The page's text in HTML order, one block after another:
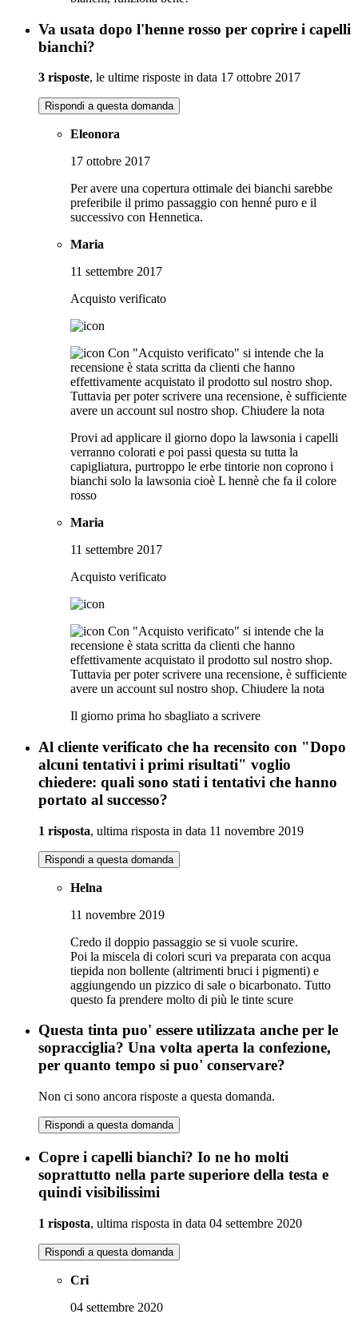
Va usata dopo l'henne rosso per coprire i capelli
bianchi?
3 risposte, le ultime risposte in data 17 ottobre 2017
Rispondi a questa domanda
Eleonora
17 ottobre 2017
Per avere una copertura ottimale dei bianchi sarebbe
preferibile il primo passaggio con henné puro e il
successivo con Hennetica.
Maria
11 settembre 2017
Acquisto verificato
Con "Acquisto verificato" si intende che la
recensione è stata scritta da clienti che hanno
effettivamente acquistato il prodotto sul nostro shop.
Tuttavia per poter scrivere una recensione, è sufficiente
avere un account sul nostro shop. Chiudere la nota
Provi ad applicare il giorno dopo la lawsonia i capelli
verranno colorati e poi passi questa su tutta la
capigliatura, purtroppo le erbe tintorie non coprono i
bianchi solo la lawsonia cioè L hennè che fa il colore
rosso
Maria
11 settembre 2017
Acquisto verificato
Con "Acquisto verificato" si intende che la
recensione è stata scritta da clienti che hanno
effettivamente acquistato il prodotto sul nostro shop.
Tuttavia per poter scrivere una recensione, è sufficiente
avere un account sul nostro shop. Chiudere la nota
Il giorno prima ho sbagliato a scrivere
Al cliente verificato che ha recensito con "Dopo
alcuni tentativi i primi risultati" voglio
chiedere: quali sono stati i tentativi che hanno
portato al successo?
1 risposta, ultima risposta in data 11 novembre 2019
Rispondi a questa domanda
Helna
11 novembre 2019
Credo il doppio passaggio se si vuole scurire.
Poi la miscela di colori scuri va preparata con acqua
tiepida non bollente (altrimenti bruci i pigmenti) e
aggiungendo un pizzico di sale o bicarbonato. Tutto
questo fa prendere molto di più le tinte scure
Questa tinta puo' essere utilizzata anche per le
sopracciglia? Una volta aperta la confezione,
per quanto tempo si puo' conservare?
Non ci sono ancora risposte a questa domanda.
Rispondi a questa domanda
Copre i capelli bianchi? Io ne ho molti
soprattutto nella parte superiore della testa e
quindi visibilissimi
1 risposta, ultima risposta in data 04 settembre 2020
Rispondi a questa domanda
Cri
04 settembre 2020